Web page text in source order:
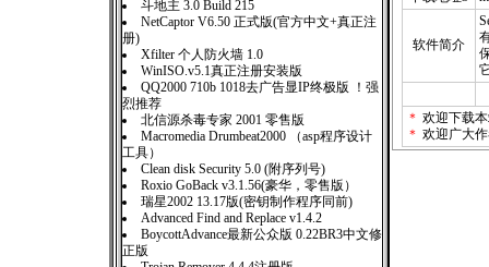
斗地主 3.0 Build 215
NetCaptor V6.50 正式版(官方中文+真正注
册)
Xfilter 个人防火墙 1.0
WinISO.v5.1真正注册安装版
QQ2000 710b 1018去广告显IP终极版 ！强
烈推荐
北信源杀毒专家 2001 零售版
Macromedia Drumbeat2000 （asp程序设计
工具）
Clean disk Security 5.0 (附序列号)
Roxio GoBack v3.1.56(豪华，零售版）
瑞星2002 13.17版(密钥制作程序同前)
Advanced Find and Replace v1.4.2
BoycottAdvance最新公众版 0.22BR3中文修
正版
软件简介
＊ 欢迎下载
＊ 欢迎广大